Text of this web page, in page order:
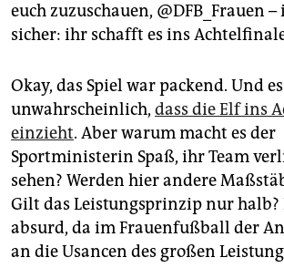
euch zuzuschauen, @DFB_Frauen
sicher: ihr schafft es ins
Okay, das Spiel war packend. Und
unwahrscheinlich, dass die Elf ins
einzieht. Aber warum macht es der
Sportministerin Spaß, ihr Team
sehen? Werden hier andere
Gilt das Leistungsprinzip nur halb?
absurd, da im Frauenfußball der
an die Usancen des großen